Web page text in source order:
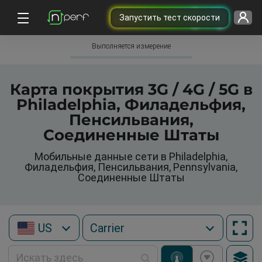
Запустить тест скорости
Выполняется измерение
Карта покрытия 3G / 4G / 5G в
Philadelphia, Филадельфия,
Пенсильвания,
Соединенные Штаты
Мобильные данные сети в Philadelphia,
Филадельфия, Пенсильвания, Pennsylvania,
Соединенные Штаты
US